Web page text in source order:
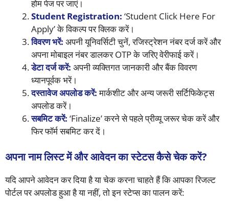
होम पेज पर जाएं।
Student Registration: ‘Student Click Here For
Apply’ के विकल्प पर क्लिक करें।
विवरण भरें: अपनी यूनिवर्सिटी चुनें, रजिस्ट्रेशन नंबर दर्ज करें और
अपना मोबाइल नंबर डालकर OTP के जरिए वेरीफाई करें।
डेटा दर्ज करें: अपनी व्यक्तिगत जानकारी और बैंक विवरण
ध्यानपूर्वक भरें।
दस्तावेज अपलोड करें:मार्कशीट और अन्य जरूरी सर्टिफिकेट्स
अपलोड करें।
सबमिट करें: ‘Finalize’ करने से पहले प्रीव्यू जरूर चेक करें और
फिर फॉर्म सबमिट कर दें।
अपना नाम लिस्ट में और आवेदन का स्टेटस कैसे चेक करें?
यदि आपने आवेदन कर दिया है या चेक करना चाहते हैं कि आपका रिजल्ट
पोर्टल पर अपलोड हुआ है या नहीं, तो इन स्टेप्स का पालन करें: